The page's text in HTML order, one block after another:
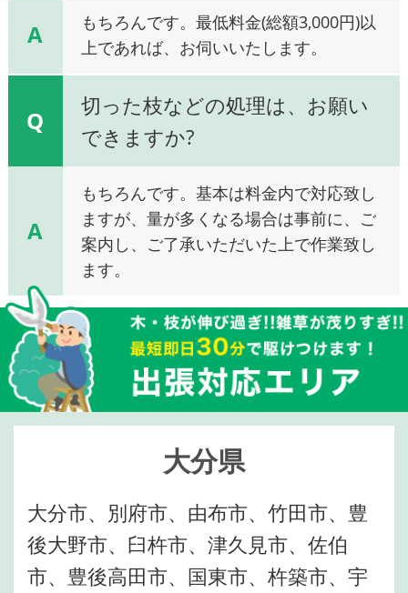
A
もちろんです。最低料金(総額3,000円)以
上であれば、お伺いいたします。
Q
切った枝などの処理は、お願い
できますか?
A
もちろんです。基本は料金内で対応致し
ますが、量が多くなる場合は事前に、ご
案内し、ご了承いただいた上で作業致し
ます。
大分県
大分市、別府市、由布市、竹田市、豊
後大野市、臼杵市、津久見市、佐伯
市、豊後高田市、国東市、杵築市、宇